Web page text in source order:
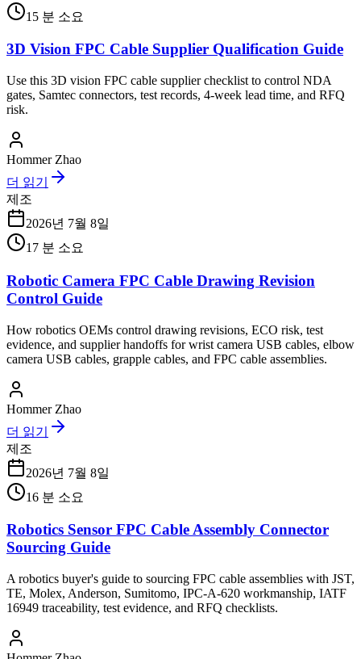
15 분 소요
3D Vision FPC Cable Supplier Qualification Guide
Use this 3D vision FPC cable supplier checklist to control NDA
gates, Samtec connectors, test records, 4-week lead time, and RFQ
risk.
Hommer Zhao
더 읽기
제조
2026년 7월 8일
17 분 소요
Robotic Camera FPC Cable Drawing Revision
Control Guide
How robotics OEMs control drawing revisions, ECO risk, test
evidence, and supplier handoffs for wrist camera USB cables, elbow
camera USB cables, grapple cables, and FPC cable assemblies.
Hommer Zhao
더 읽기
제조
2026년 7월 8일
16 분 소요
Robotics Sensor FPC Cable Assembly Connector
Sourcing Guide
A robotics buyer's guide to sourcing FPC cable assemblies with JST,
TE, Molex, Anderson, Sumitomo, IPC-A-620 workmanship, IATF
16949 traceability, test evidence, and RFQ checklists.